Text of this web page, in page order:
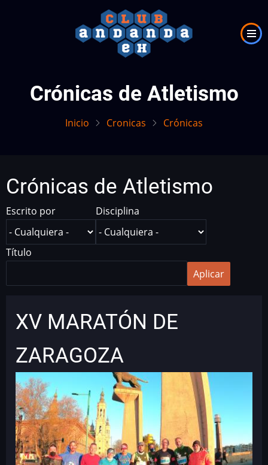
Crónicas de Atletismo
Inicio Cronicas Crónicas
Crónicas de Atletismo
Escrito por Disciplina
Título
XV MARATÓN DE
ZARAGOZA